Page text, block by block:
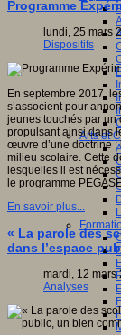
Arts et
Programme
lundi, 25 mars
Dispositifs
En septembre 2017,
s’associent pour
jeunes touchés par un
propulsant ainsi dans
œuvre d’une doctrine :
milieu scolaire. Cette
lesquelles il est
le programme
En savoir plus...
« La parole des
dans l’espace
mardi, 12 mars
Analyses